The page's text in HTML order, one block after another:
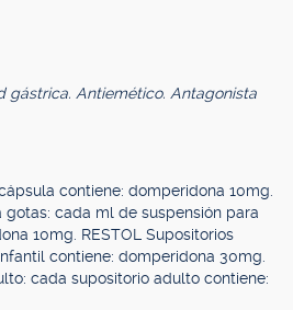
gástrica. Antiemético. Antagonista
contiene: domperidona 10mg.
gotas: cada ml de suspensión para
10mg. RESTOL Supositorios
contiene: domperidona 30mg.
cada supositorio adulto contiene: